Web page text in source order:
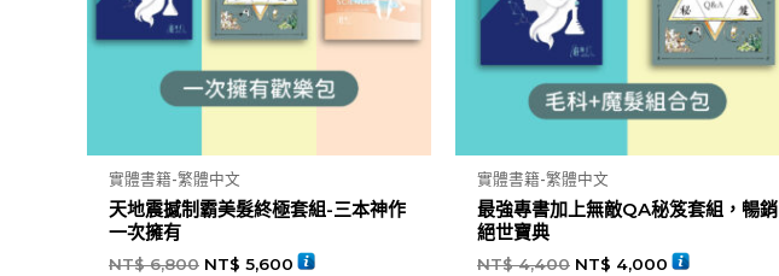
實體書籍-繁體中文
天地震撼制霸美髮終極套組-三本神作
一次擁有
NT$6,800 NT$ 5,600
實體書籍-繁體中文
最強專書加上無敵QA秘笈套組，暢銷
絕世寶典
NT$4,400 NT$ 4,000